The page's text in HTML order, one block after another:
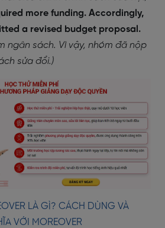
more funding. Accordingly,
a revised budget proposal.
ngân sách. Vì vậy, nhóm đã nộp
sửa đổi.)
LÀ GÌ? CÁCH DÙNG VÀ
VỚI MOREOVER